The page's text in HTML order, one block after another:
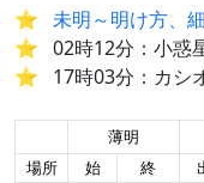
未明～明け方、
02時12分：小惑
17時03分：カシ
薄明
場所
始 終